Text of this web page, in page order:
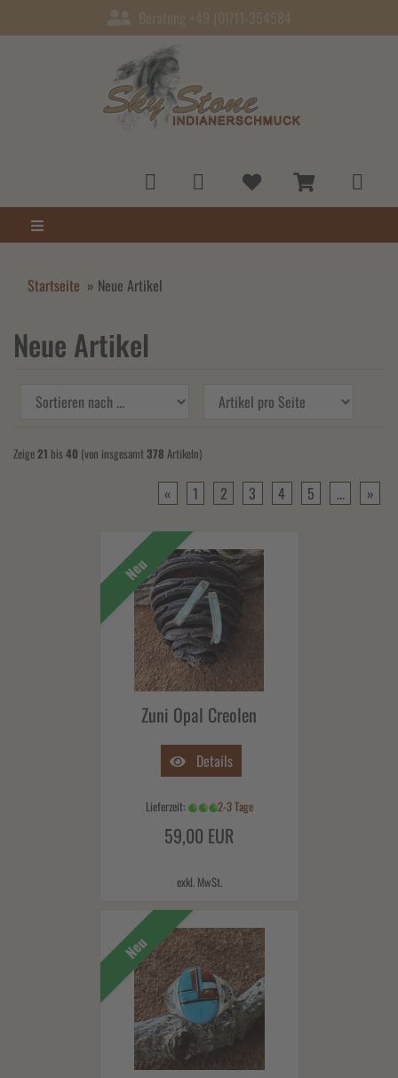
Startseite » Neue Artikel
Neue Artikel
Zeige21 bis 40 (von insgesamt378 Artikeln)
« 1 2 3 4 5 ... »
Neu
Zuni Opal Creolen
Details
Lieferzeit: 2-3 Tage
59,00 EUR
exkl. MwSt.
Neu